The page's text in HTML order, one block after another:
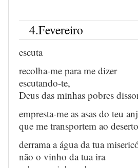
4.Fevereiro
escuta
recolha-me para me dizer
escutando-te,
Deus das minhas pobres
empresta-me as asas do teu
que me transportem ao deserto
derrama a água da tua
não o vinho da tua ira